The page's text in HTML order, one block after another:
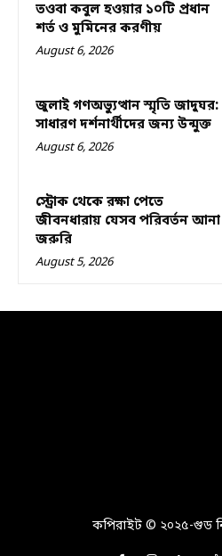
তওবা কবুল হওয়ার ১০টি প্রধান
শর্ত ও মুমিনের করণীয়
August 6, 2026
জুলাই গণঅভ্যুত্থান স্মৃতি জাদুঘর:
সাধারণ দর্শনার্থীদের জন্য উন্মুক্ত
August 6, 2026
স্ট্রোক থেকে রক্ষা পেতে
জীবনধারায় যেসব পরিবর্তন আনা
জরুরি
August 5, 2026
কপিরাইট © ২০২৫-গুড